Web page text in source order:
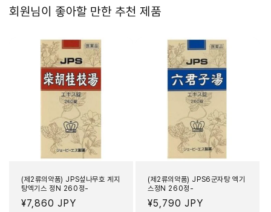
회원님이 좋아할 만한 추천 제품
(제2류의약품) JPS섶나무호 계지
탕엑기스 정N 260정-
정
¥7,860 JPY
(제2류의약품) JPS6군자탕 엑기
스정N 260정-
정
¥5,790 JPY